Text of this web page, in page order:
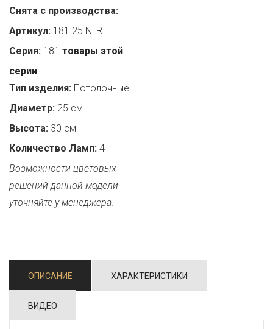
Снята с производства:
Артикул: 181.25.Ni.R
Серия: 181 товары этой
серии
Тип изделия: Потолочные
Диаметр: 25 см
Высота: 30 см
Количество Ламп: 4
Возможности цветовых
решений данной модели
уточняйте у менеджера.
ОПИСАНИЕ ХАРАКТЕРИСТИКИ
ВИДЕО